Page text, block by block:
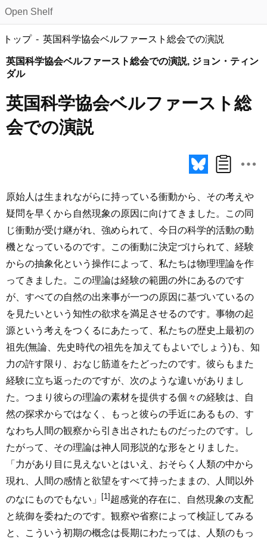
Open Shelf
トップ 英国科学協会ベルファースト総会での演説
英国科学協会ベルファースト総会での演説, ジョン・ティン
ダル
英国科学協会ベルファースト総
会での演説
原始人は生まれながらに持っている衝動から、その考えや
疑問を早くから自然現象の原因に向けてきました。この同
じ衝動が受け継がれ、強められて、今日の科学的活動の動
機となっているのです。この衝動に決定づけられて、経験
からの抽象化という操作によって、私たちは物理理論を作
ってきました。この理論は経験の範囲の外にあるのです
が、すべての自然の出来事が一つの原因に基づいているの
を見たいという知性の欲求を満足させるのです。事物の起
源という考えをつくるにあたって、私たちの歴史上最初の
祖先(無論、先史時代の祖先を加えてもよいでしょう)も、知
力の許す限り、おなじ筋道をたどったのです。彼らもまた
経験に立ち返ったのですが、次のような違いがありまし
た。つまり彼らの理論の素材を提供する個々の経験は、自
然の探求からではなく、もっと彼らの手近にあるもの、す
なわち人間の観察から引き出されたものだったのです。し
たがって、その理論は神人同形説的な形をとりました。
「力があり目に見えないとはいえ、おそらく人類の中から
現れ、人間の感情と欲望をすべて持ったままの、人間以外
のなにものでもない」
[1]超感覚的存在に、自然現象の支配
と統御を委ねたのです。観察や省察によって検証してみる
と、こういう初期の概念は長期にわたっては、人類のもっ